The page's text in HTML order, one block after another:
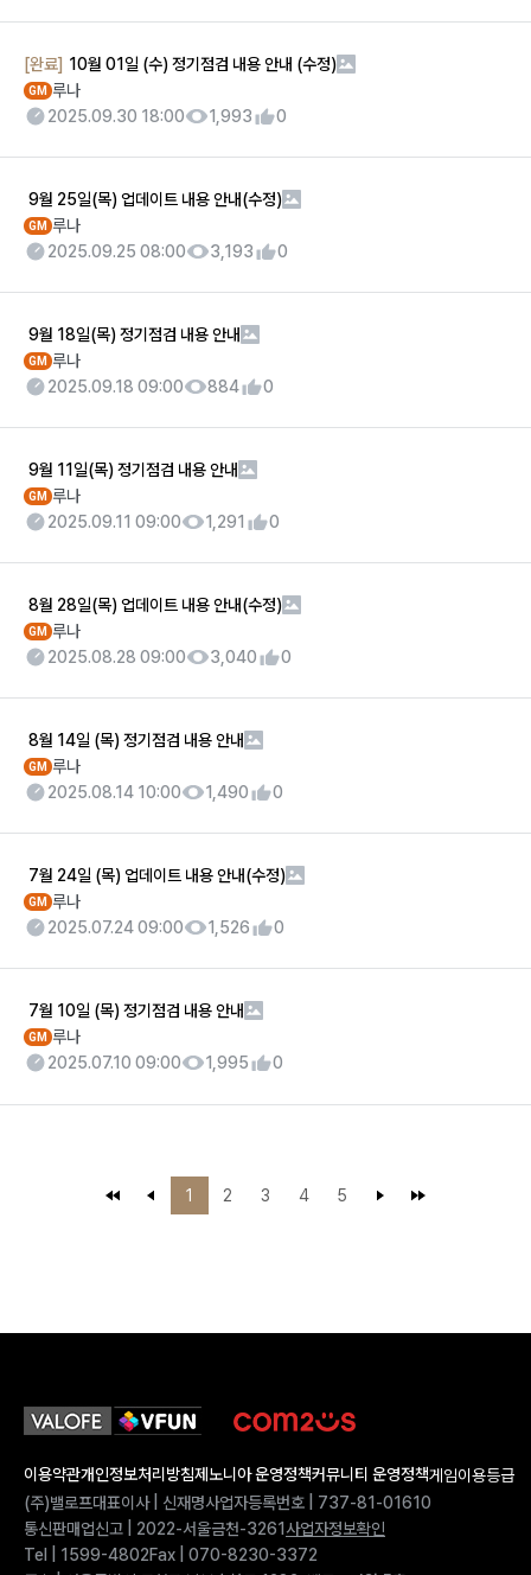
[완료] 10월 01일 (수) 정기점검 내용 안내 (수정)
GM
루나
2025.09.30 18:00
1,993 0
9월 25일(목) 업데이트 내용 안내(수정)
GM
루나
2025.09.25 08:00
3,193 0
9월 18일(목) 정기점검 내용 안내
GM
루나
2025.09.18 09:00
884 0
9월 11일(목) 정기점검 내용 안내
GM
루나
2025.09.11 09:00
1,291 0
8월 28일(목) 업데이트 내용 안내(수정)
GM
루나
2025.08.28 09:00
3,040 0
8월 14일 (목) 정기점검 내용 안내
GM
루나
2025.08.14 10:00
1,490 0
7월 24일 (목) 업데이트 내용 안내(수정)
GM
루나
2025.07.24 09:00
1,526 0
7월 10일 (목) 정기점검 내용 안내
GM
루나
2025.07.10 09:00
1,995 0
1 2 3 4 5
이용약관개인정보처리방침제노니아 운영정책커뮤니티 운영정책게임이용등급
(주)밸로프대표이사 | 신재명사업자등록번호 | 737-81-01610
통신판매업신고 | 2022-서울금천-3261 사업자정보확인
Tel | 1599-4802Fax | 070-8230-3372